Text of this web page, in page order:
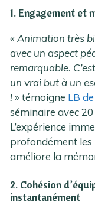
1. Engagement et
« Animation très
avec un aspect
remarquable.
un vrai but à un
! » témoigne LB
séminaire avec
L’expérience
profondément les
améliore la
2. Cohésion
instantanément